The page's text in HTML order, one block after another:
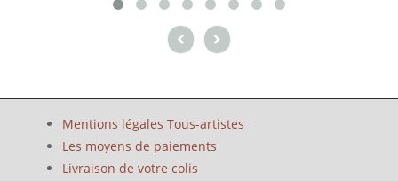
Mentions légales Tous-artistes
Les moyens de paiements
Livraison de votre colis